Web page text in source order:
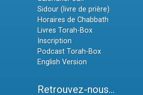
Sidour (livre de prière)
Horaires de Chabbath
Livres Torah-Box
Inscription
Podcast Torah-Box
English Version
Retrouvez-nous...